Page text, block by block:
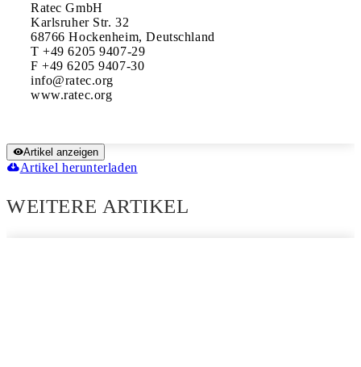
Ratec GmbH
Karlsruher Str. 32
68766 Hockenheim, Deutschland
T +49 6205 9407-29
F +49 6205 9407-30
info@ratec.org
Artikel anzeigen
Artikel herunterladen
WEITERE ARTIKEL